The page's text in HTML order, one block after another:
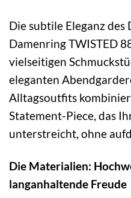
Die subtile Eleganz des
Damenring TWISTED
vielseitigen
eleganten
Alltagsoutfits
Statement-Piece, das
unterstreicht, ohne
Die Materialien:
langanhaltende Freude